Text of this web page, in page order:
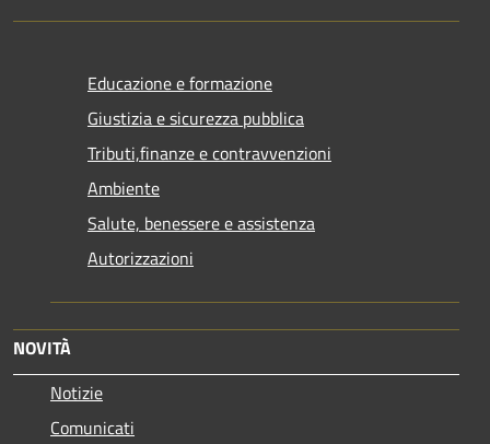
Educazione e formazione
Giustizia e sicurezza pubblica
Tributi,finanze e contravvenzioni
Ambiente
Salute, benessere e assistenza
Autorizzazioni
NOVITÀ
Notizie
Comunicati